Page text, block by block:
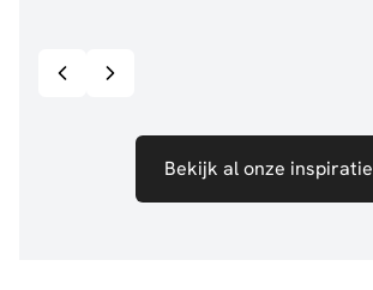
Bekijk al onze inspiratie